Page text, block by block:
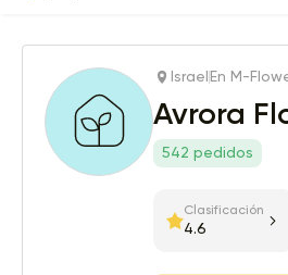
Israel En M-
Avrora
542 pedidos
Clasificación
4.6